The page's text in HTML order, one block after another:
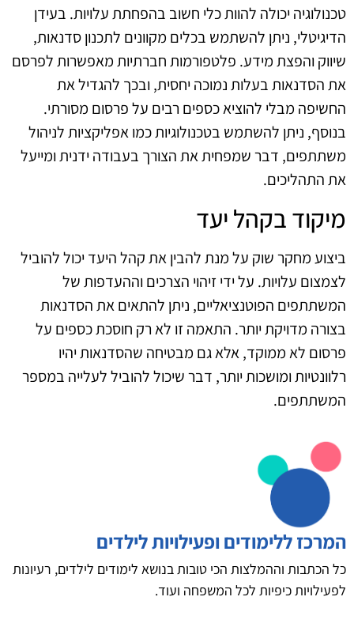
טכנולוגיה יכולה להוות כלי חשוב בהפחתת עלויות. בעידן
הדיגיטלי, ניתן להשתמש בכלים מקוונים לתכנון סדנאות,
שיווק והפצת מידע. פלטפורמות חברתיות מאפשרות לפרסם
את הסדנאות בעלות נמוכה יחסית, ובכך להגדיל את
החשיפה מבלי להוציא כספים רבים על פרסום מסורתי.
בנוסף, ניתן להשתמש בטכנולוגיות כמו אפליקציות לניהול
משתתפים, דבר שמפחית את הצורך בעבודה ידנית ומייעל
את התהליכים.
מיקוד בקהל יעד
ביצוע מחקר שוק על מנת להבין את קהל היעד יכול להוביל
לצמצום עלויות. על ידי זיהוי הצרכים וההעדפות של
המשתתפים הפוטנציאליים, ניתן להתאים את הסדנאות
בצורה מדויקת יותר. התאמה זו לא רק חוסכת כספים על
פרסום לא ממוקד, אלא גם מבטיחה שהסדנאות יהיו
רלוונטיות ומושכות יותר, דבר שיכול להוביל לעלייה במספר
המשתתפים.
המרכז ללימודים ופעילויות לילדים
כל הכתבות וההמלצות הכי טובות בנושא לימודים לילדים, רעיונות
לפעילויות כיפיות לכל המשפחה ועוד.